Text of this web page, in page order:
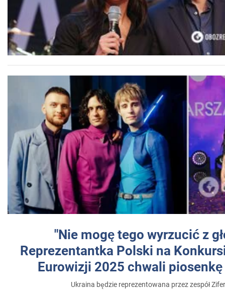
"Nie mogę tego wyrzucić z
Reprezentantka Polski na
Eurowizji 2025 chwali
Ukraina będzie reprezentowana przez zespół